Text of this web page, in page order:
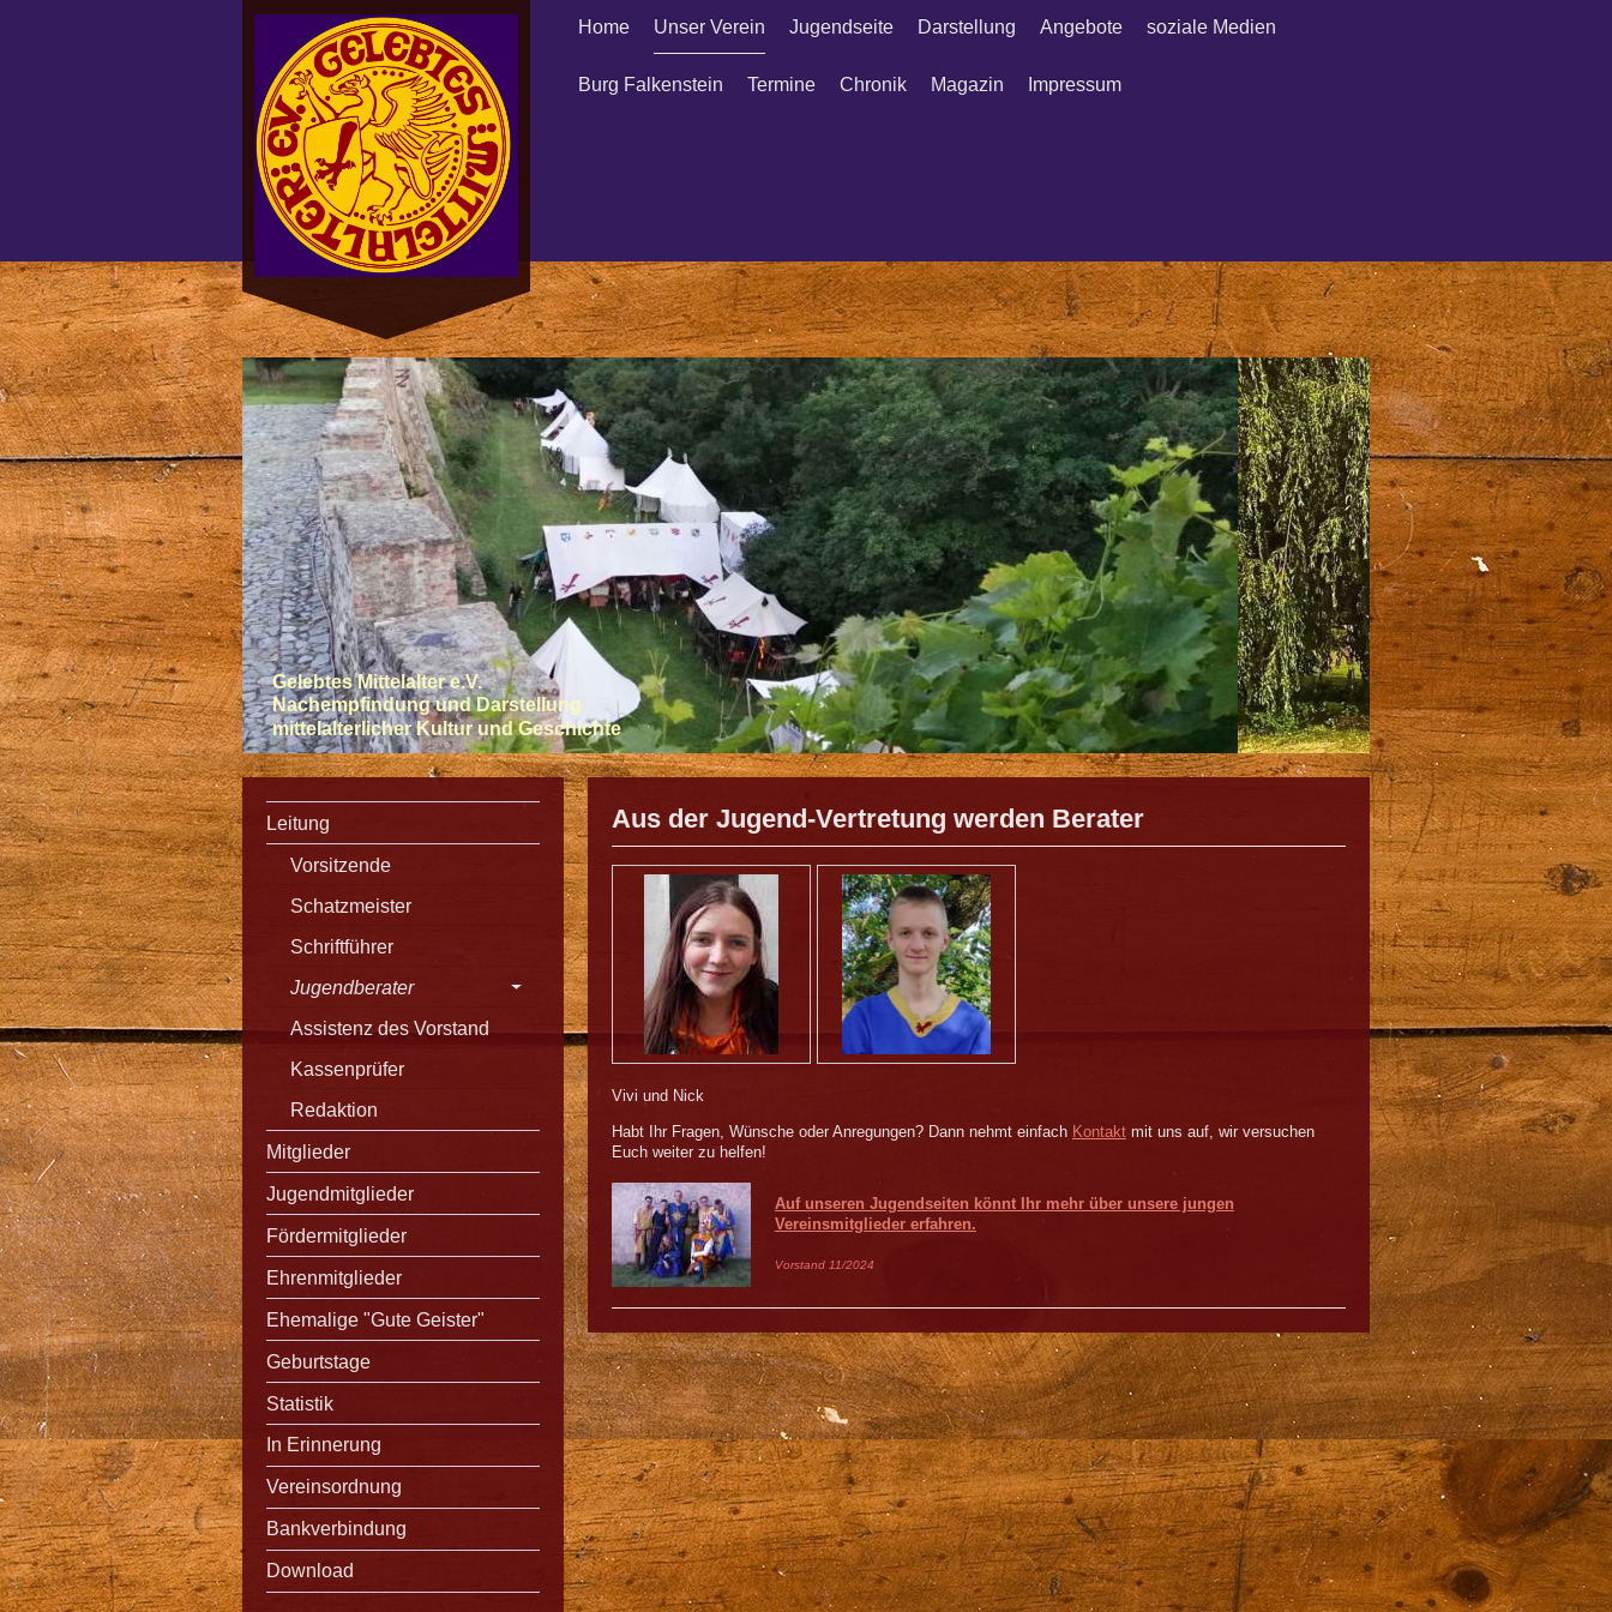
Home Unser Verein Jugendseite Darstellung Angebote soziale Medien
Burg Falkenstein Termine Chronik Magazin Impressum
Gelebtes Mittelalter e.V.
Nachempfindung und Darstellung
mittelalterlicher Kultur und Geschichte
Aus der Jugend-Vertretung werden Berater
Vivi und Nick
Habt Ihr Fragen, Wünsche oder Anregungen? Dann nehmt einfach Kontaktmit uns auf, wir versuchen
Euch weiter zu helfen!
Auf unseren Jugendseiten könnt Ihr mehr über unsere jungen
Vereinsmitglieder erfahren.
Vorstand 11/2024
Leitung
Vorsitzende
Schatzmeister
Schriftführer
Jugendberater
Assistenz des Vorstand
Kassenprüfer
Redaktion
Mitglieder
Jugendmitglieder
Fördermitglieder
Ehrenmitglieder
Ehemalige "Gute Geister"
Geburtstage
Statistik
In Erinnerung
Vereinsordnung
Bankverbindung
Download